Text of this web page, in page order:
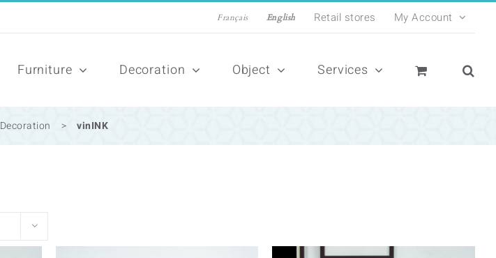
Français English Retail stores My Account
Furniture Decoration Object Services
Decoration > vinINK